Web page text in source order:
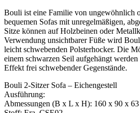
Bouli ist eine Familie von ungewöhnlich
bequemen Sofas mit unregelmäßigen,
Sitze können auf Holzbeinen oder
Verwendung unsichtbarer Füße wird
leicht schwebenden Polsterhocker. Die
einem schwarzen Seil aufgehängt
Effekt frei schwebender Gegenstände.
Bouli 2-Sitzer Sofa – Eichengestell
Ausführung:
Abmessungen (B x L x H): 160 x 90 x